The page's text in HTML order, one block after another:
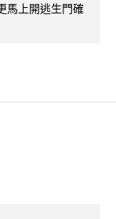
馬上開逃生門確